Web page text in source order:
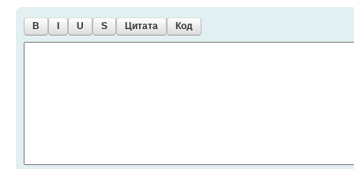
B U S Цитата Код